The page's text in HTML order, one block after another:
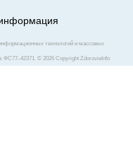
технологий и массовых
ФС77–42371. © 2026 Copyright ZdorovieInfo